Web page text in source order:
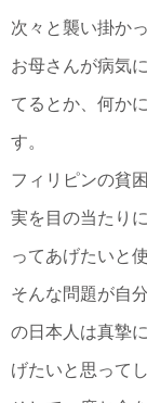
次々と襲い掛か
お母さんが病気
てるとか、何か
す。
フィリピンの貧
実を目の当たり
ってあげたいと
そんな問題が自
の日本人は真摯
げたいと思って